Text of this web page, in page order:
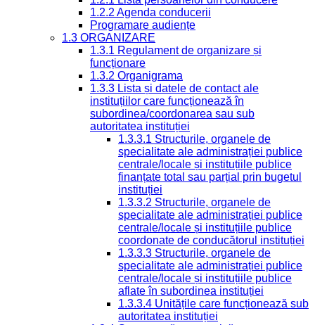
1.2.2 Agenda conducerii
Programare audiențe
1.3 ORGANIZARE
1.3.1 Regulament de organizare și
funcționare
1.3.2 Organigrama
1.3.3 Lista și datele de contact ale
instituțiilor care funcționează în
subordinea/coordonarea sau sub
autoritatea instituției
1.3.3.1 Structurile, organele de
specialitate ale administrației publice
centrale/locale și instituțiile publice
finanțate total sau parțial prin bugetul
instituției
1.3.3.2 Structurile, organele de
specialitate ale administrației publice
centrale/locale și instituțiile publice
coordonate de conducătorul instituției
1.3.3.3 Structurile, organele de
specialitate ale administrației publice
centrale/locale și instituțiile publice
aflate în subordinea instituției
1.3.3.4 Unitățile care funcționează sub
autoritatea instituției